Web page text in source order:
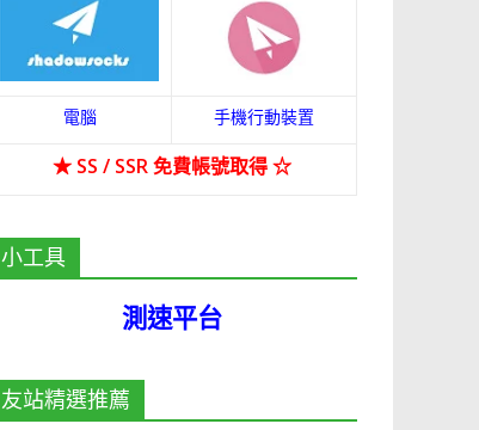
電腦 手機行動裝置
★ SS / SSR 免費帳號取得☆
小工具
測速平台
友站精選推薦